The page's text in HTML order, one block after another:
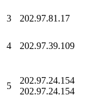
3 202.97.81.17
4 202.97.39.109
5
202.97.24.154
202.97.24.154